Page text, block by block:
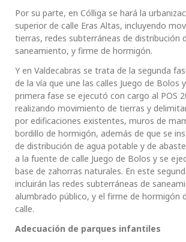
Por su parte, en Cólliga se hará la
superior de calle Eras Altas, incluyendo
tierras, redes subterráneas de distribución
saneamiento, y firme de hormigón.
Y en Valdecabras se trata de la segunda
de la vía que une las calles Juego de Bolos
primera fase se ejecutó con cargo al POS
realizando movimiento de tierras y
por edificaciones existentes, muros de
bordillo de hormigón, además de que se
de distribución de agua potable y de
a la fuente de calle Juego de Bolos y se
base de zahorras naturales. En este
incluirán las redes subterráneas de
alumbrado público, y el firme de hormigón
calle.
Adecuación de parques infantiles